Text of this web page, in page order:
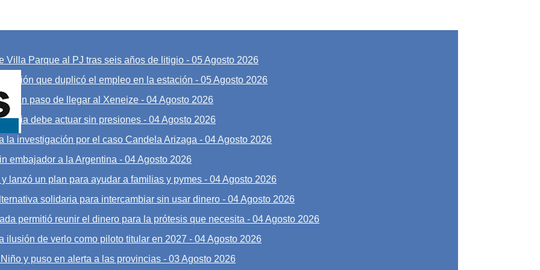
Villa Parque al PJ tras seis años de litigio - 05 Agosto 2026
que duplicó el empleo en la estación - 05 Agosto 2026
a un paso de llegar al Xeneize - 04 Agosto 2026
debe actuar sin presiones - 04 Agosto 2026
la investigación por el caso Candela Arizaga - 04 Agosto 2026
embajador a la Argentina - 04 Agosto 2026
lanzó un plan para ayudar a familias y pymes - 04 Agosto 2026
solidaria para intercambiar sin usar dinero - 04 Agosto 2026
permitió reunir el dinero para la prótesis que necesita - 04 Agosto 2026
ilusión de verlo como piloto titular en 2027 - 04 Agosto 2026
y puso en alerta a las provincias - 03 Agosto 2026